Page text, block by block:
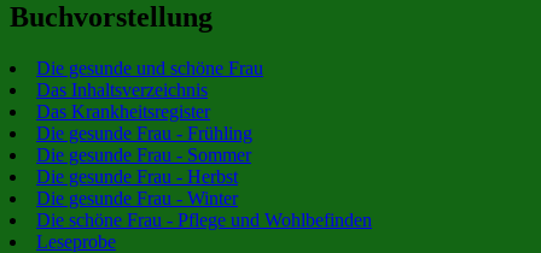
Buchvorstellung
Die gesunde und schöne Frau
Das Inhaltsverzeichnis
Das Krankheitsregister
Die gesunde Frau - Frühling
Die gesunde Frau - Sommer
Die gesunde Frau - Herbst
Die gesunde Frau - Winter
Die schöne Frau - Pflege und Wohlbefinden
Leseprobe